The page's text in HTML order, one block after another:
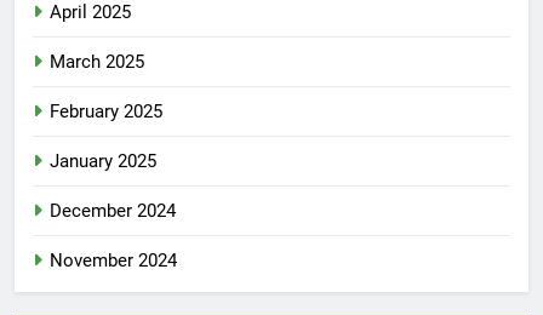
April 2025
March 2025
February 2025
January 2025
December 2024
November 2024